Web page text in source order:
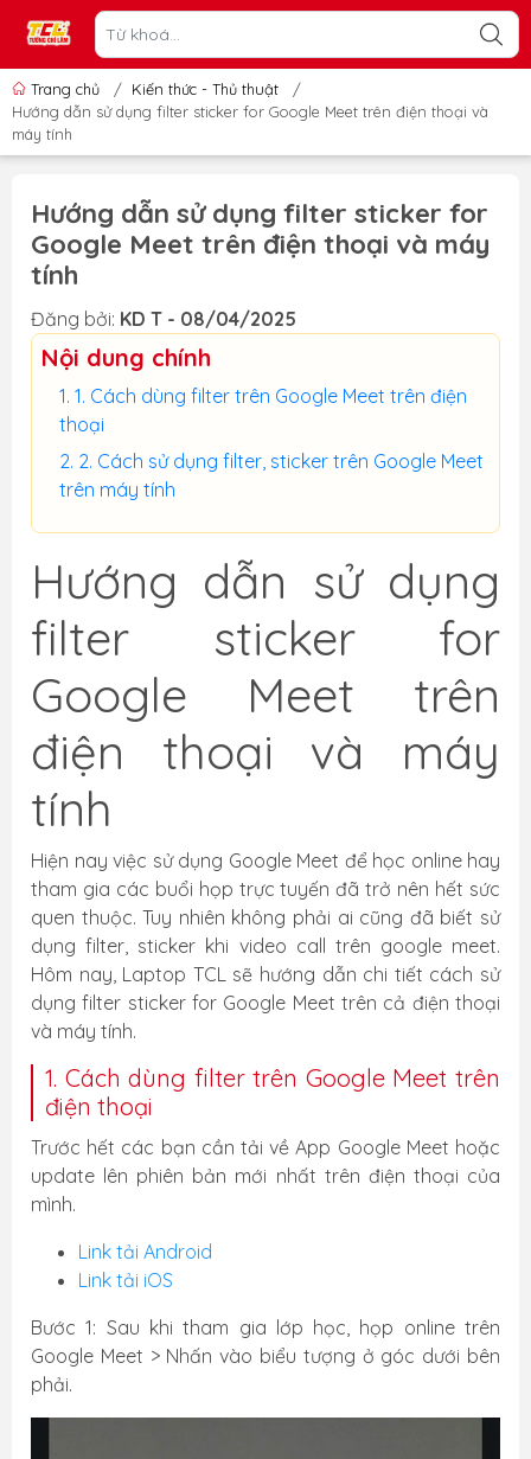
Trang chủ / Kiến thức - Thủ thuật
/
Hướng dẫn sử dụng filter sticker for Google Meet trên điện thoại và
máy tính
Hướng dẫn sử dụng filter sticker for
Google Meet trên điện thoại và máy
tính
Đăng bởi: KD T - 08/04/2025
Nội dung chính
1. Cách dùng filter trên Google Meet trên điện
thoại
2. Cách sử dụng filter, sticker trên Google Meet
trên máy tính
Hướng dẫn sử dụng
filter sticker for
Google Meet trên
điện thoại và máy
tính
Hiện nay việc sử dụng Google Meet để học online hay
tham gia các buổi họp trực tuyến đã trở nên hết sức
quen thuộc. Tuy nhiên không phải ai cũng đã biết sử
dụng filter, sticker khi video call trên google meet.
Hôm nay, Laptop TCL sẽ hướng dẫn chi tiết cách sử
dụng filter sticker for Google Meet trên cả điện thoại
và máy tính.
1. Cách dùng filter trên Google Meet trên
điện thoại
Trước hết các bạn cần tải về App Google Meet hoặc
update lên phiên bản mới nhất trên điện thoại của
mình.
Link tải Android
Link tải iOS
Bước 1: Sau khi tham gia lớp học, họp online trên
Google Meet > Nhấn vào biểu tượng ở góc dưới bên
phải.